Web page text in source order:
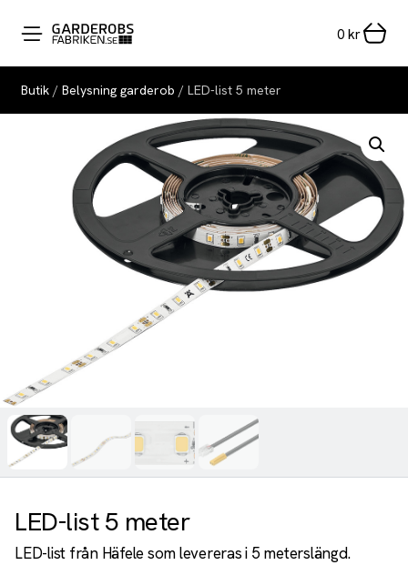
0 kr
Butik / Belysning garderob / LED-list 5 meter
LED-list 5 meter
LED-list från Häfele som levereras i 5 meterslängd.